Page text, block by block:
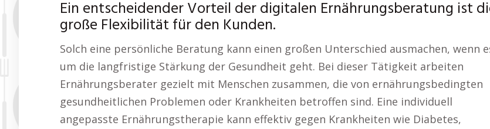
Ein entscheidender Vorteil der digitalen Ernährungsberatung ist
große Flexibilität für den Kunden.
Solch eine persönliche Beratung kann einen großen Unterschied ausmachen, wenn
um die langfristige Stärkung der Gesundheit geht. Bei dieser Tätigkeit arbeiten
Ernährungsberater gezielt mit Menschen zusammen, die von ernährungsbedingten
gesundheitlichen Problemen oder Krankheiten betroffen sind. Eine individuell
angepasste Ernährungstherapie kann effektiv gegen Krankheiten wie Diabetes,